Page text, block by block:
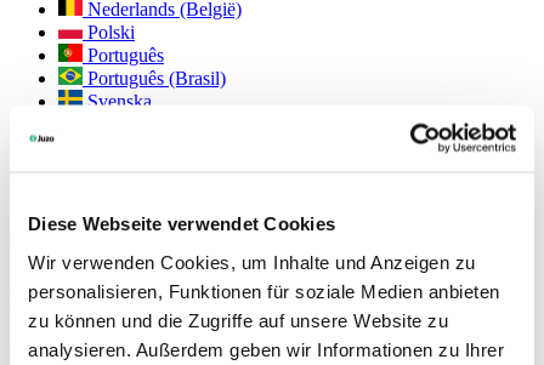
Diese Webseite verwendet Cookies
Wir verwenden Cookies, um Inhalte und Anzeigen zu
personalisieren, Funktionen für soziale Medien anbieten
zu können und die Zugriffe auf unsere Website zu
analysieren. Außerdem geben wir Informationen zu Ihrer
Nederlands (België)
Polski
Português
Português (Brasil)
Svenska
Social Media
Produktneuheiten
Mehr lesen